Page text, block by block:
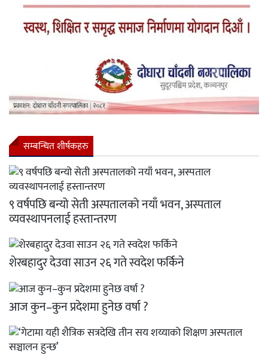
सम्बन्धित शीर्षकहरु
९ वर्षपछि बन्यो सेती अस्पतालको नयाँ भवन, अस्पताल
व्यवस्थापनलाई हस्तान्तरण
शेरबहादुर देउवा साउन २६ गते स्वदेश फर्किने
आज कुन–कुन प्रदेशमा हुनेछ वर्षा ?